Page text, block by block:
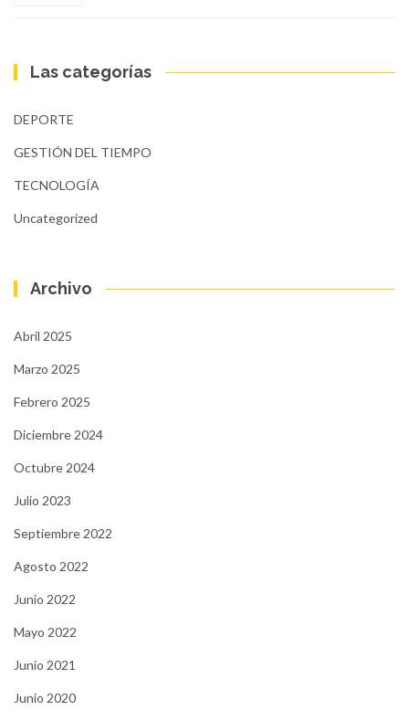
Las categorías
DEPORTE
GESTIÓN DEL TIEMPO
TECNOLOGÍA
Uncategorized
Archivo
Abril 2025
Marzo 2025
Febrero 2025
Diciembre 2024
Octubre 2024
Julio 2023
Septiembre 2022
Agosto 2022
Junio 2022
Mayo 2022
Junio 2021
Junio 2020